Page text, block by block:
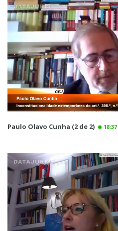
Paulo Olavo Cunha (2 de 2) 18:37